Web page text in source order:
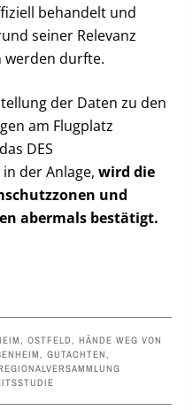
behandelt und
seiner Relevanz
werden durfte.
der Daten zu den
am Flugplatz
DES
der Anlage, wird die
und
abermals bestätigt.
, OSTFELD, HÄNDE WEG VON
, GUTACHTEN,